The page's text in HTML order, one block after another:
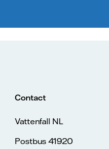
Contact
Vattenfall NL
Postbus 41920